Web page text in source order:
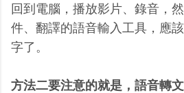
回到電腦，播放影片、錄音，
件、翻譯的語音輸入工具，應
字了。
方法二要注意的就是，語音轉